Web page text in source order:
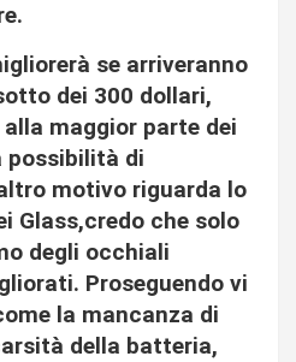
se arriveranno
dei 300 dollari,
maggior parte dei
possibilità di
motivo riguarda lo
Glass,credo che solo
degli occhiali
Proseguendo vi
la mancanza di
della batteria,